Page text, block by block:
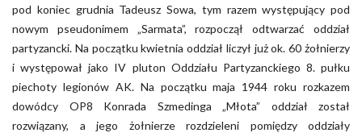
pod koniec grudnia Tadeusz Sowa, tym razem występujący pod
nowym pseudonimem „Sarmata”, rozpoczął odtwarzać oddział
partyzancki. Na początku kwietnia oddział liczył już ok. 60 żołnierzy
i występował jako IV pluton Oddziału Partyzanckiego 8. pułku
piechoty legionów AK. Na początku maja 1944 roku rozkazem
dowódcy OP8 Konrada Szmedinga „Młota” oddział został
rozwiązany, a jego żołnierze rozdzieleni pomiędzy oddziały